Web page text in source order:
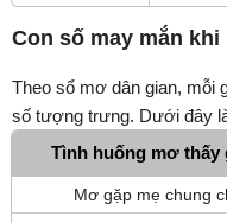
Con số may mắn
Theo sổ mơ dân gian, mỗi
số tượng trưng. Dưới đây
Tình huống mơ thấy
Mơ gặp mẹ chung